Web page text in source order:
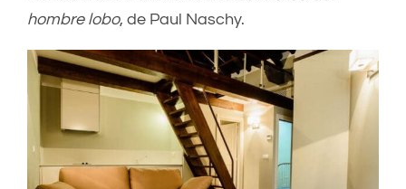
hombre lobo, de Paul Naschy.